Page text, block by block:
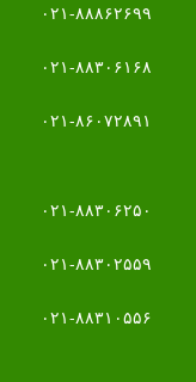
۰۲۱-۸۸۸۶۲۶۹۹
۰۲۱-۸۸۳۰۶۱۶۸
۰۲۱-۸۶۰۷۲۸۹۱
۰۲۱-۸۸۳۰۶۲۵۰
۰۲۱-۸۸۳۰۲۵۵۹
۰۲۱-۸۸۳۱۰۵۵۶